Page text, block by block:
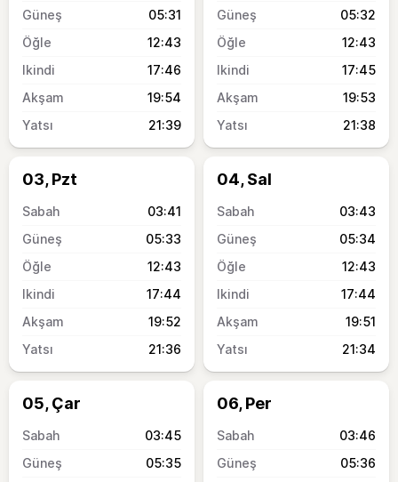
05:31
12:43
17:46
19:54
21:39
05:32
12:43
17:45
19:53
21:38
03, Pzt
03:41
05:33
12:43
17:44
19:52
21:36
04, Sal
03:43
05:34
12:43
17:44
19:51
21:34
05, Çar
03:45
05:35
06, Per
03:46
05:36